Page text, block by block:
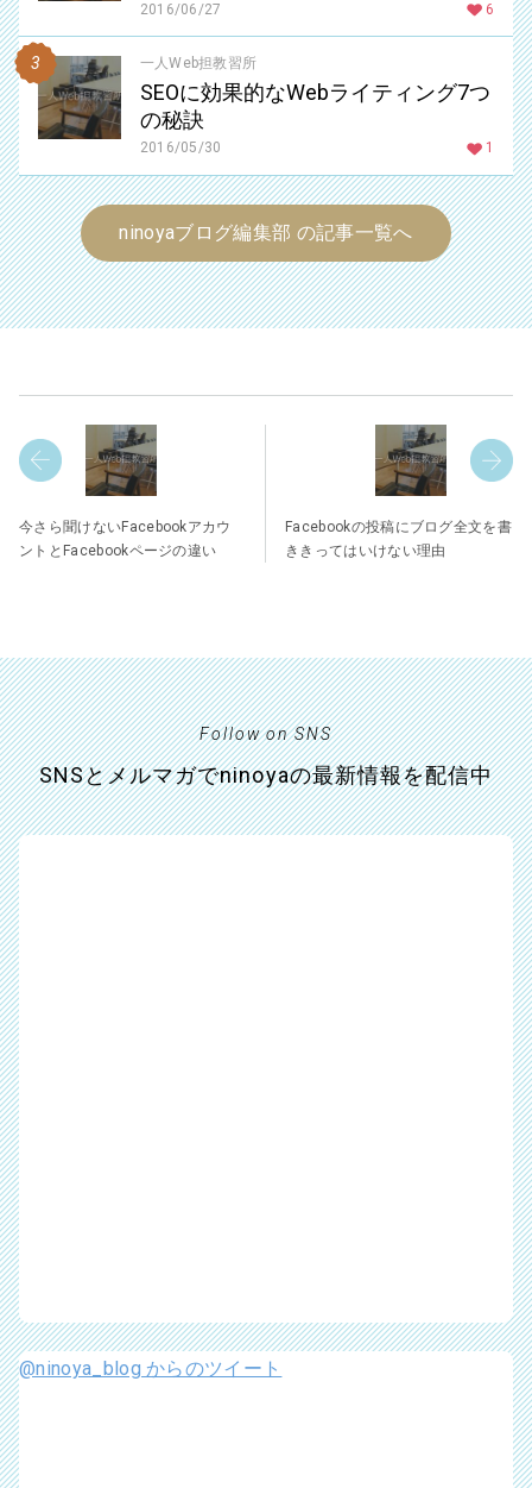
2016/06/27 6
一人Web担教習所
SEOに効果的なWebライティング7つ
の秘訣
2016/05/30 1
ninoyaブログ編集部 の記事一覧へ
今さら聞けないFacebookアカウ
ントとFacebookページの違い
Facebookの投稿にブログ全文を書
ききってはいけない理由
Follow on SNS
SNSとメルマガでninoyaの最新情報を配信中
@ninoya_blog からのツイート